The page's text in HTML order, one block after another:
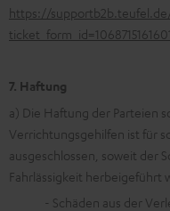
https://
7. Haftung
a) Die Haftung der Parteien
Verrichtungsgehilfen ist für
ausgeschlossen, soweit der
Fahrlässigkeit herbeigeführt
- Schäden aus der